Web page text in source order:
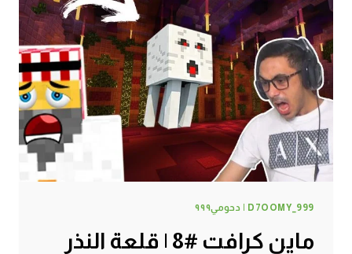
نادرة
بالكهف
!
D7OOMY_999 | دحومي٩٩٩
ماين كرافت #8 | قلعة النذر